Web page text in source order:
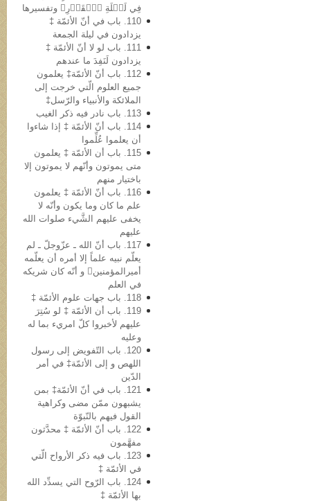
فِي لَيۡلَةِ ٱلۡقَدۡرِ﴾ وتفسیرها
110. باب في أنّ الأئمّة ‡
یزدادون في لیلة الجمعة
111. باب لو لا أنّ الأئمّة ‡
یزدادون لَنَفِدَ ما عندهم
112. باب أنّ الأئمّة‡ یعلمون
جمیع العلوم الّتي خرجت إلى
الملائکة والأنبیاء والرّسل‡
113. باب نادر فیه ذکر الغیب
114. باب أنّ الأئمّة ‡ إذا شاءوا
أن یعلموا عُلِّموا
115. باب أن الأئمّة ‡ یعلمون
متی یموتون وأنّهم لا یموتون إلا
باختیار منهم
116. باب أنّ الأئمّة ‡ یعلمون
علم ما کان وما یکون وأنّه لا
یخفی علیهم الشَّيء صلوات الله
علیهم
117. باب أنّ الله ـ عزّوجلّ ـ لم
یعلّم نبیه علماً إلا أمره أن یعلّمه
أمیرالمؤمنین و أنّه کان شریکه
في العلم
118. باب جهات علوم الأئمّة ‡
119. باب أن الأئمّة ‡ لو سُتِرَ
علیهم لأخبروا کلّ امريء بما له
وعلیه
120. باب التّفویض إلی رسول
اللهص و إلی الأئمّة‡ في أمر
الدّین
121. باب في أنّ الأئمّة‡ بمن
یشبهون ممّن مضی وکراهیة
القول فیهم بالنّبوّة
122. باب أنّ الأئمّة ‡ محدَّثون
مفهَّمون
123. باب فیه ذکر الأرواح الّتي
في الأئمّة ‡
124. باب الرّوح التي یسدِّد الله
بها الأئمّة ‡